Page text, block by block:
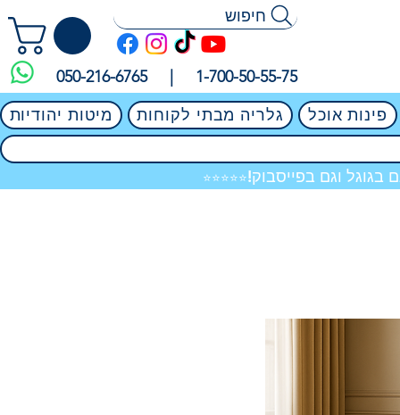
חיפוש
050-216-6765 | 1-700-50-55-75
פינות אוכל
גלריה מבתי לקוחות מיטות יהודיות
בגוגל וגם בפייסבוק!⭐⭐⭐⭐⭐